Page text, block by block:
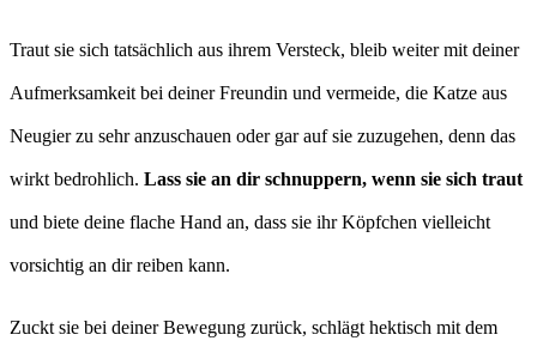
Traut sie sich tatsächlich aus ihrem Versteck, bleib weiter mit deiner
Aufmerksamkeit bei deiner Freundin und vermeide, die Katze aus
Neugier zu sehr anzuschauen oder gar auf sie zuzugehen, denn das
wirkt bedrohlich. Lass sie an dir schnuppern, wenn sie sich traut
und biete deine flache Hand an, dass sie ihr Köpfchen vielleicht
vorsichtig an dir reiben kann.
Zuckt sie bei deiner Bewegung zurück, schlägt hektisch mit dem